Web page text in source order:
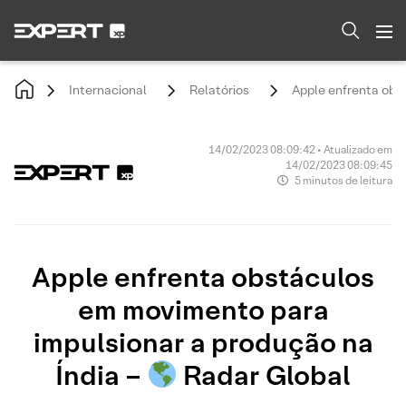
Internacional Relatórios Apple enfrenta
14/02/2023 08:09:42 • Atualizado em
14/02/2023 08:09:45
5 minutos de leitura
Apple enfrenta obstáculos
em movimento para
impulsionar a produção na
Índia –
Radar Global